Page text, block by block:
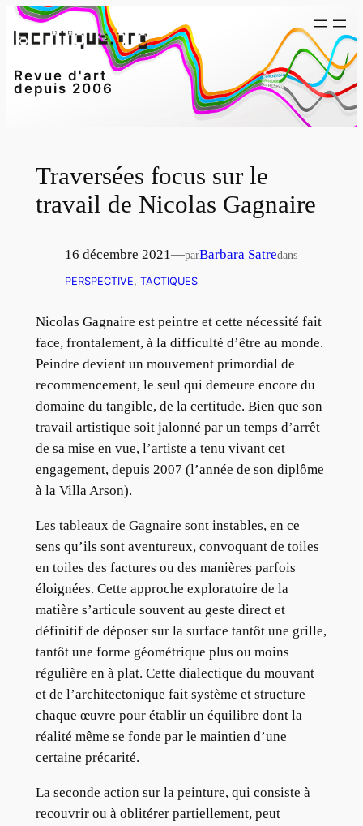
Aller
au
Revue d'art
depuis 2006
Traversées focus sur le
travail de Nicolas Gagnaire
16 décembre 2021—parBarbara Satredans
PERSPECTIVE, TACTIQUES
Nicolas Gagnaire est peintre et cette nécessité fait
face, frontalement, à la difficulté d’être au monde.
Peindre devient un mouvement primordial de
recommencement, le seul qui demeure encore du
domaine du tangible, de la certitude. Bien que son
travail artistique soit jalonné par un temps d’arrêt
de sa mise en vue, l’artiste a tenu vivant cet
engagement, depuis 2007 (l’année de son diplôme
à la Villa Arson).
Les tableaux de Gagnaire sont instables, en ce
sens qu’ils sont aventureux, convoquant de toiles
en toiles des factures ou des manières parfois
éloignées. Cette approche exploratoire de la
matière s’articule souvent au geste direct et
définitif de déposer sur la surface tantôt une grille,
tantôt une forme géométrique plus ou moins
régulière en à plat. Cette dialectique du mouvant
et de l’architectonique fait système et structure
chaque œuvre pour établir un équilibre dont la
réalité même se fonde par le maintien d’une
certaine précarité.
La seconde action sur la peinture, qui consiste à
recouvrir ou à oblitérer partiellement, peut